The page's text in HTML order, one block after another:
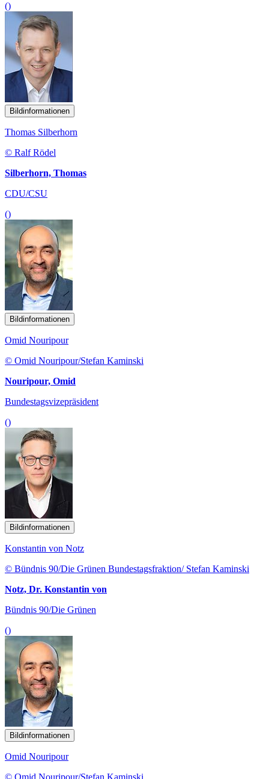
()
Bildinformationen
Thomas Silberhorn
© Ralf Rödel
Silberhorn, Thomas
CDU/CSU
()
Bildinformationen
Omid Nouripour
© Omid Nouripour/Stefan Kaminski
Nouripour, Omid
Bundestagsvizepräsident
()
Bildinformationen
Konstantin von Notz
© Bündnis 90/Die Grünen Bundestagsfraktion/ Stefan Kaminski
Notz, Dr. Konstantin von
Bündnis 90/Die Grünen
()
Bildinformationen
Omid Nouripour